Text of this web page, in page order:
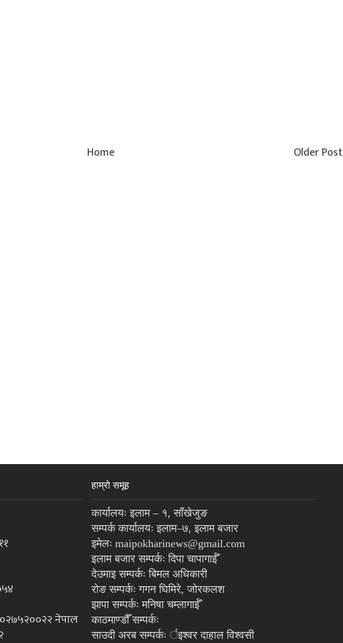
Older Post
Home
नेपाल
हाम्रो समूह
कार्यालयः इलाम – १, साँखेजुङ
सम्पर्क कार्यालयः इलाम–७, इलाम बजार
इमेलः maipokharinews@gmail.com
इलाम बजार सम्पर्कः दिपा चापागाईँ
देउमाइ सम्पर्कः बिमल अधिकारी
रोङ सम्पर्कः गगन घिमिरे, जोरकलश
झापा सम्पर्कः मनिषा चम्लागाईँ
काठमाण्डौँ सम्पर्कः
साउदी अरब सम्पर्कः र्इश्वर दाहाल विश्वसी